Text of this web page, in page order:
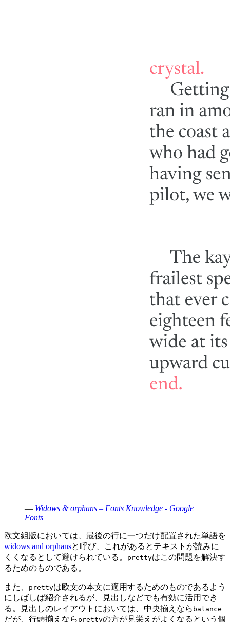
— Widows & orphans – Fonts Knowledge - Google
Fonts
欧文組版においては、最後の行に一つだけ配置された単語を
widows and orphansと呼び、これがあるとテキストが読みに
くくなるとして避けられている。
prettyはこの問題を解決す
るためのものである。
また、 prettyは欧文の本文に適用するためのものであるよう
にしばしば紹介されるが、見出しなどでも有効に活用でき
る。見出しのレイアウトにおいては、中央揃えなら balance
だが、行頭揃えなら prettyの方が見栄えがよくなるという個